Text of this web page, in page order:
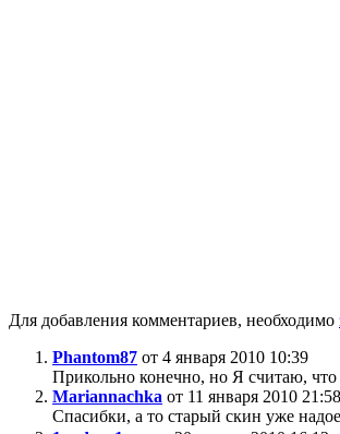
Для добавления комментариев, необходимо
Phantom87 от 4 января 2010 10:39
Прикольно конечно, но Я считаю,
Mariannachka от 11 января 2010 21:58
Спасибки, а то старый скин уже